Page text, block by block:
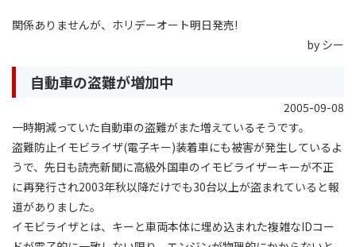
関係ありませんが、ホリデーオート明日発売!
by シー
自動車の盗難が増加中
2005-09-08
一時期減っていた自動車の盗難がまた増えているそうです。
盗難防止イモビライザ(電子キー)装着車にも被害が発生しているよ
うで、先日も読売新聞に高級外国車のイモビライザーキーが不正
に再発行され2003年秋以降だけでも30台以上が盗まれていると報
道がありました。
イモビライザとは、キーと車両本体に埋め込まれた複雑なIDコー